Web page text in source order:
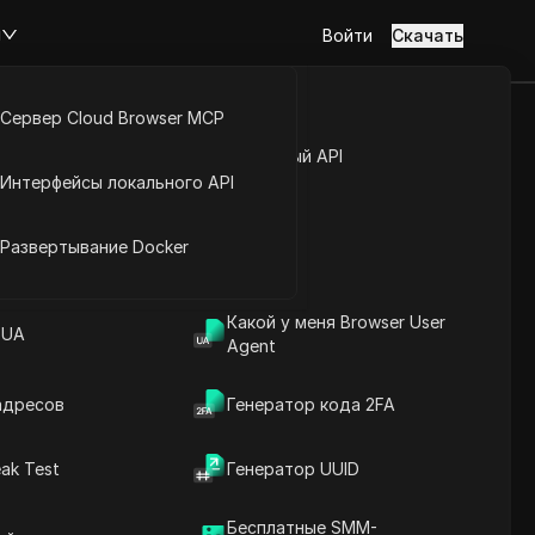
Открытый API
Какой у меня Browser User
Agent
Генератор кода 2FA
Test Генератор UUID
Бесплатные SMM-
Сервер Cloud Browser MCP
Интерфейсы локального API
Развертывание Docker
Войти Скачать
в
Задать вопросы
Задайте вопросы об этой странице
Открыть в Claude
Задайте вопросы об этой странице